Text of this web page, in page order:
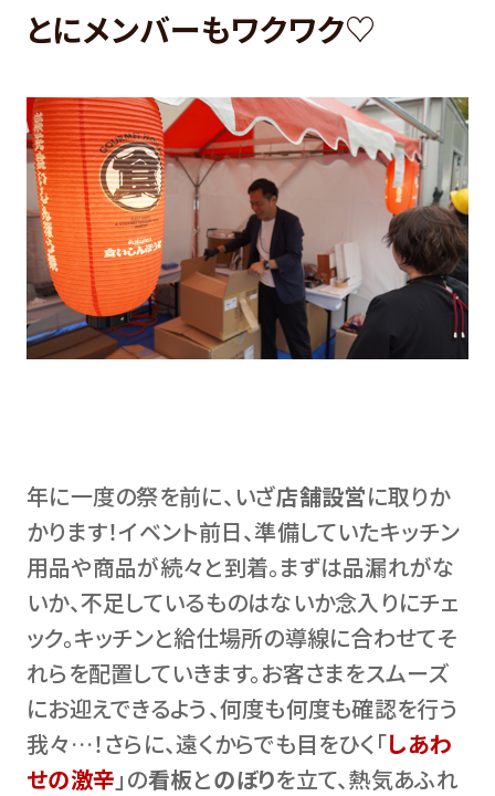
とにメンバーもワクワク♡
年に一度の祭を前に、いざ店舗設営に取りか
かります！イベント前日、準備していたキッチン
用品や商品が続々と到着。まずは品漏れがな
いか、不足しているものはないか念入りにチェ
ック。キッチンと給仕場所の導線に合わせてそ
れらを配置していきます。お客さまをスムーズ
にお迎えできるよう、何度も何度も確認を行う
我々…！さらに、遠くからでも目をひく「しあわ
せの激辛 」の看板とのぼりを立て、熱気あふれ